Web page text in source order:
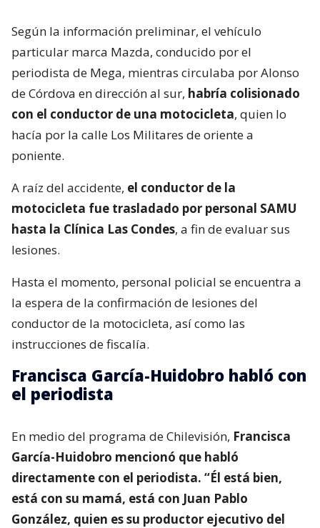
Según la información preliminar, el vehículo
particular marca Mazda, conducido por el
periodista de Mega, mientras circulaba por Alonso
de Córdova en dirección al sur, habría colisionado
con el conductor de una motocicleta, quien lo
hacía por la calle Los Militares de oriente a
poniente.
A raíz del accidente, el conductor de la
motocicleta fue trasladado por personal SAMU
hasta la Clínica Las Condes, a fin de evaluar sus
lesiones.
Hasta el momento, personal policial se encuentra a
la espera de la confirmación de lesiones del
conductor de la motocicleta, así como las
instrucciones de fiscalía.
Francisca García-Huidobro habló con
el periodista
En medio del programa de Chilevisión, Francisca
García-Huidobro mencionó que habló
directamente con el periodista. “Él está bien,
está con su mamá, está con Juan Pablo
González, quien es su productor ejecutivo del